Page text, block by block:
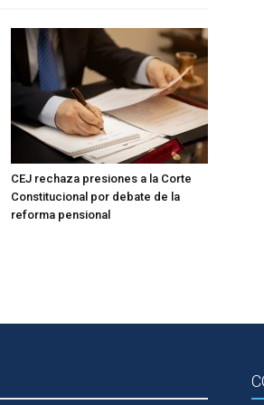
CEJ rechaza presiones a la Corte
Constitucional por debate de la
reforma pensional